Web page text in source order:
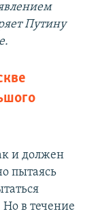
Путину
и должен
пытаясь
в течение